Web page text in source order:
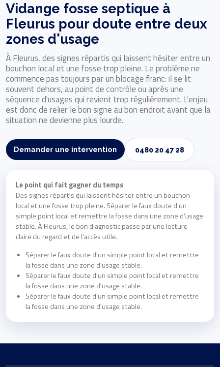
Vidange fosse septique à
Fleurus pour doute entre deux
zones d'usage
À Fleurus, des signes répartis qui laissent hésiter entre un
bouchon local et une fosse trop pleine. Le problème ne
commence pas toujours par un blocage franc: il se lit
souvent dehors, au point de contrôle ou après une
séquence d'usages qui revient trop régulièrement. L'enjeu
est donc de relier le bon signe au bon endroit avant que la
situation ne devienne plus lourde.
Demander une intervention 0480 20 47 28
Le point qui fait gagner du temps
Des signes répartis qui laissent hésiter entre un bouchon
local et une fosse trop pleine. Séparer le faux doute d'un
simple point local et remettre la fosse dans une zone d'usage
stable. À Fleurus, le bon diagnostic passe par une lecture
claire du regard et de l'accès utile.
Séparer le faux doute d'un simple point local et remettre
la fosse dans une zone d'usage stable.
Séparer le faux doute d'un simple point local et remettre
la fosse dans une zone d'usage stable.
Séparer le faux doute d'un simple point local et remettre
la fosse dans une zone d'usage stable.